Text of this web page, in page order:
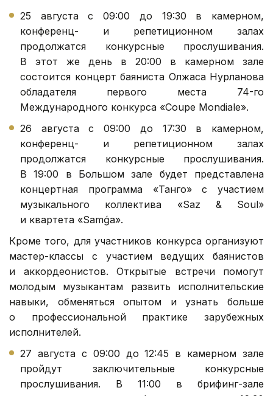
25 августа с 09:00 до 19:30 в камерном,
конференц- и репетиционном залах
продолжатся конкурсные прослушивания.
В этот же день в 20:00 в камерном зале
состоится концерт баяниста Олжаса Нурланова
обладателя первого места 74-го
Международного конкурса «Coupe Mondiale».
26 августа с 09:00 до 17:30 в камерном,
конференц- и репетиционном залах
продолжатся конкурсные прослушивания.
В 19:00 в Большом зале будет представлена
концертная программа «Танго» с участием
музыкального коллектива «Saz & Soul»
и квартета «Samǵa».
Кроме того, для участников конкурса организуют
мастер-классы с участием ведущих баянистов
и аккордеонистов. Открытые встречи помогут
молодым музыкантам развить исполнительские
навыки, обменяться опытом и узнать больше
о профессиональной практике зарубежных
исполнителей.
27 августа с 09:00 до 12:45 в камерном зале
пройдут заключительные конкурсные
прослушивания. В 11:00 в брифинг-зале